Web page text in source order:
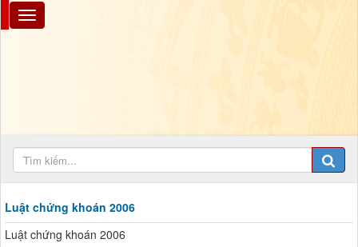
Luật chứng khoán 2006
Luật chứng khoán 2006